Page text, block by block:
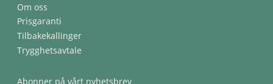
Om oss
Prisgaranti
Tilbakekallinger
Trygghetsavtale
Abonner på vårt nyhetsbrev